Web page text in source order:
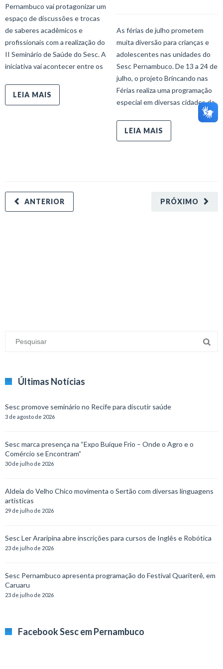
Pernambuco vai protagonizar um
espaço de discussões e trocas
de saberes acadêmicos e
profissionais com a realização do
II Seminário de Saúde do Sesc. A
iniciativa vai acontecer entre os
LEIA MAIS
As férias de julho prometem
muita diversão para crianças e
adolescentes nas unidades do
Sesc Pernambuco. De 13 a 24 de
julho, o projeto Brincando nas
Férias realiza uma programação
especial em diversas cidades do
LEIA MAIS
PRÓXIMO
ANTERIOR
Últimas Notícias
Sesc promove seminário no Recife para discutir saúde
3 de agosto de 2026
Sesc marca presença na “Expo Buíque Frio – Onde o Agro e o
Comércio se Encontram”
30 de julho de 2026
Aldeia do Velho Chico movimenta o Sertão com diversas linguagens
artísticas
29 de julho de 2026
Sesc Ler Araripina abre inscrições para cursos de Inglês e Robótica
23 de julho de 2026
Sesc Pernambuco apresenta programação do Festival Quariterê, em
Caruaru
23 de julho de 2026
Facebook Sesc em Pernambuco